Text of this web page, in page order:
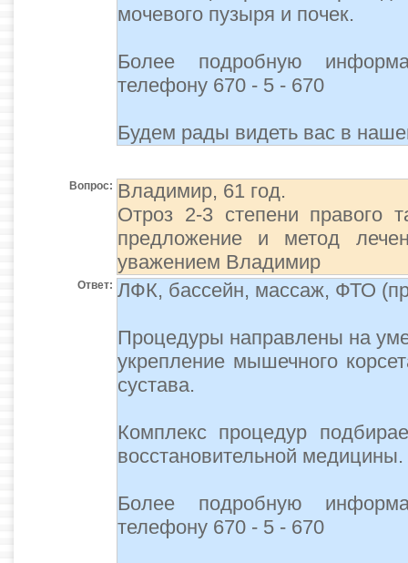
мочевого пузыря и почек.
Более подробную
телефону 670 - 5 - 670
Будем рады видеть вас в
Вопрос: Владимир, 61 год.
Отроз 2-3 степени правого
предложение и метод
уважением Владимир
Ответ: ЛФК, бассейн, массаж, ФТО
Процедуры направлены на
укрепление мышечного
сустава.
Комплекс процедур
восстановительной медицины.
Более подробную
телефону 670 - 5 - 670